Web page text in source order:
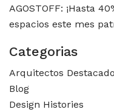
AGOSTOFF: ¡Hasta
espacios este mes
Categorias
Arquitectos
Blog
Design Histories